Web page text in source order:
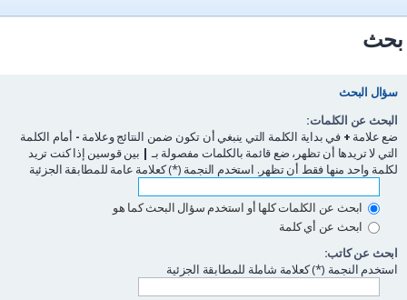
بحث
سؤال البحث
البحث عن الكلمات:
ضع علامة + في بداية الكلمة التي ينبغي أن تكون ضمن النتائج وعلامة - أمام الكلمة
التي لا تريدها أن تظهر، ضع قائمة بالكلمات مفصولة بـ | بين قوسين إذا كنت تريد
لكلمة واحد منها فقط أن تظهر. استخدم النجمة (*) كعلامة عامة للمطابقة الجزئية
ابحث عن الكلمات كلها أو استخدم سؤال البحث كما هو
ابحث عن أي كلمة
ابحث عن كاتب:
استخدم النجمة (*) كعلامة شاملة للمطابقة الجزئية